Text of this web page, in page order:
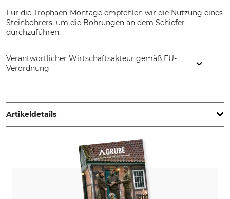
Für die Trophäen-Montage empfehlen wir die Nutzung eines
Steinbohrers, um die Bohrungen an dem Schiefer
durchzuführen.
Verantwortlicher Wirtschaftsakteur gemäß EU-
Verordnung
Austria, www.trophystone.de
Artikeldetails
Produkttyp
Trophäenschiefer
Modellbezeichnung
Damhirsch Wappenform